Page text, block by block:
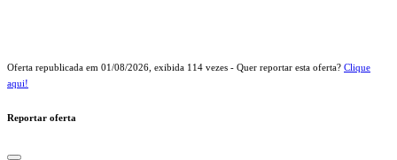
Oferta republicada em 01/08/2026 , exibida 114 vezes - Quer reportar esta oferta? Clique
aqui!
Reportar oferta